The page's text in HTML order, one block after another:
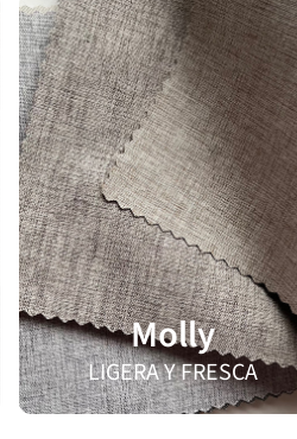
Molly
LIGERA Y FRESCA